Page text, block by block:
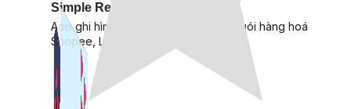
Simple Replay
App ghi hình tự động quy trình đóng gói hàng hoá
Shopee, Lazada, Tiktokshop